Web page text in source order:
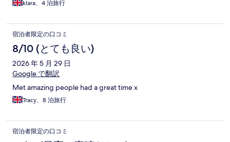
klara、4 泊旅行
宿泊者限定の口コミ
8/10 (とても良い)
2026 年 5 月 29 日
Google で翻訳
Met amazing people had a great time x
Tracy、8 泊旅行
宿泊者限定の口コミ